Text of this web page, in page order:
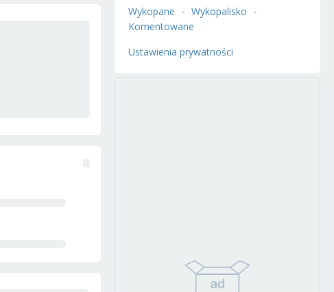
Wykopane
Wykopalisko
Komentowane
Ustawienia prywatności